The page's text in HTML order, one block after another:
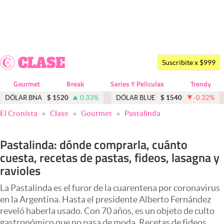
Dólar
Economía y Política
Finanzas y Mercados
Negocios
Columnistas
Otras secciones
Apertura
Suscribite x $999
Gourmet Break Series Y Peliculas Trendy
DÓLAR BNA $ 1520 0.33% DÓLAR BLUE $ 1540 -0.32%
El Cronista Clase Gourmet Pastalinda
Pastalinda: dónde comprarla, cuánto
cuesta, recetas de pastas, fideos, lasagna y
ravioles
La Pastalinda es el furor de la cuarentena por coronavirus
en la Argentina. Hasta el presidente Alberto Fernández
reveló haberla usado. Con 70 años, es un objeto de culto